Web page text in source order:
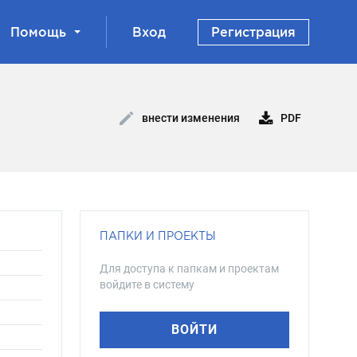
Помощь Вход Регистрация
внести изменения PDF
ПАПКИ И ПРОЕКТЫ
Для доступа к папкам и проектам
войдите в систему
ВОЙТИ